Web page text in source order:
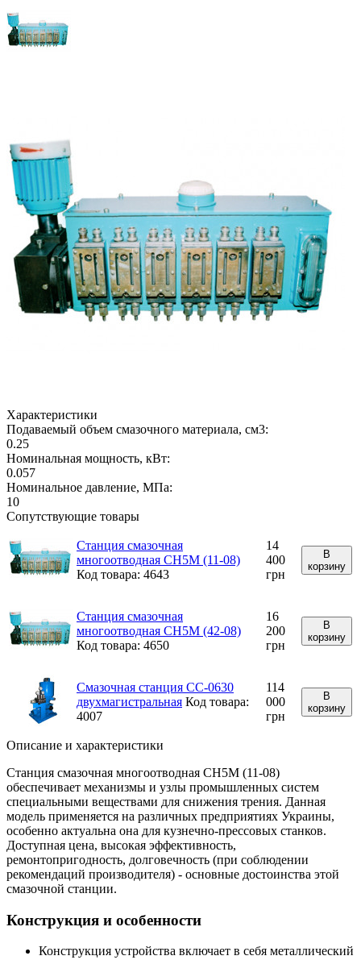
Характеристики
Подаваемый объем смазочного материала, см3:
0.25
Номинальная мощность, кВт:
0.057
Номинальное давление, МПа:
10
Сопутствующие товары
Станция смазочная
многоотводная СН5М (11-08)
Код товара: 4643
14
400
грн
В
корзину
Станция смазочная
многоотводная СН5М (42-08)
Код товара: 4650
16
200
грн
В
корзину
Смазочная станция СС-0630
двухмагистральная Код товара:
4007
114
000
грн
В
корзину
Описание и характеристики
Станция смазочная многоотводная СН5М (11-08)
обеспечивает механизмы и узлы промышленных систем
специальными веществами для снижения трения. Данная
модель применяется на различных предприятиях Украины,
особенно актуальна она для кузнечно-прессовых станков.
Доступная цена, высокая эффективность,
ремонтопригодность, долговечность (при соблюдении
рекомендаций производителя) - основные достоинства этой
смазочной станции.
Конструкция и особенности
Конструкция устройства включает в себя металлический